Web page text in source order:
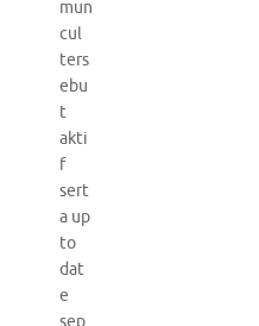
mun
cul
ters
ebu
t
akti
f
sert
a up
to
dat
e
sep